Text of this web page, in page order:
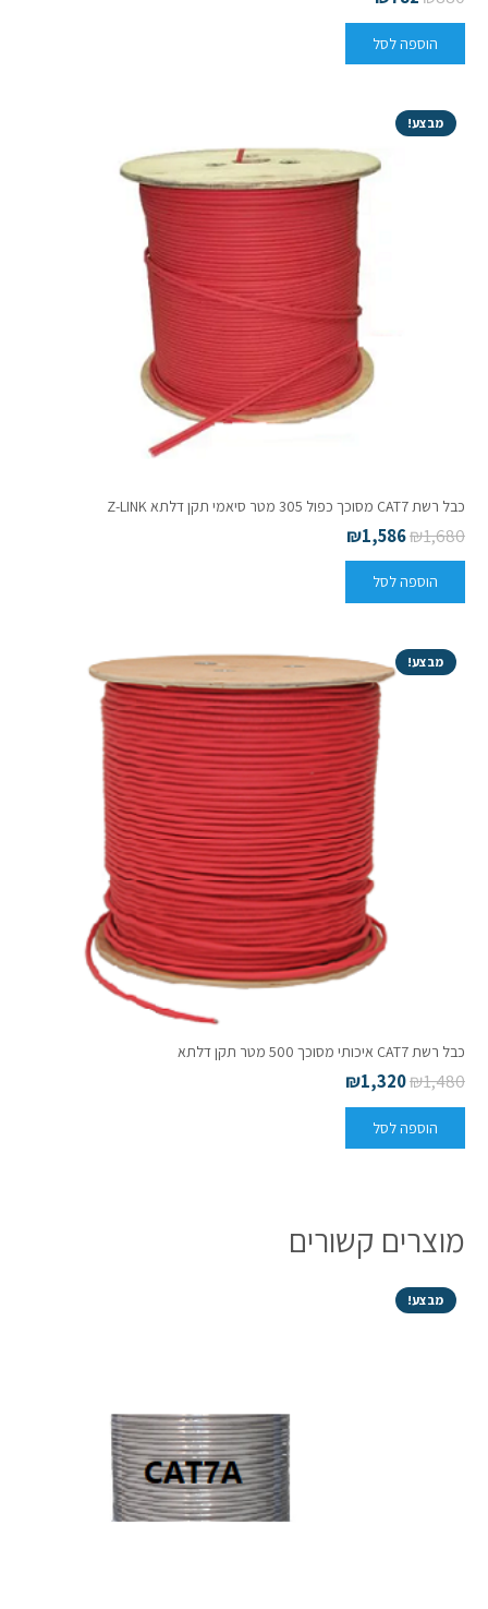
הוספה לסל
מבצע!
כבל רשת CAT7 מסוכך כפול 305 מטר סיאמי תקן דלתא Z-LINK
₪1,680
₪1,586
הוספה לסל
מבצע!
כבל רשת CAT7 איכותי מסוכך 500 מטר תקן דלתא
₪1,480
₪1,320
הוספה לסל
מוצרים קשורים
מבצע!